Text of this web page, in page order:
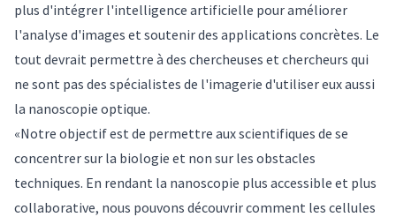
plus d'intégrer l'intelligence artificielle pour améliorer
l'analyse d'images et soutenir des applications concrètes. Le
tout devrait permettre à des chercheuses et chercheurs qui
ne sont pas des spécialistes de l'imagerie d'utiliser eux aussi
la nanoscopie optique.
«Notre objectif est de permettre aux scientifiques de se
concentrer sur la biologie et non sur les obstacles
techniques. En rendant la nanoscopie plus accessible et plus
collaborative, nous pouvons découvrir comment les cellules